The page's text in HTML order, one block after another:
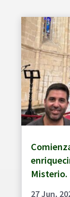
Misterio.
27 Jun,